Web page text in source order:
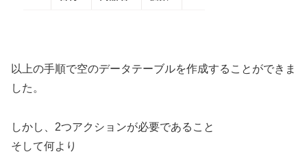
以上の手順で空のデータテーブルを作成することができま
した。
しかし、2つアクションが必要であること
そして何より